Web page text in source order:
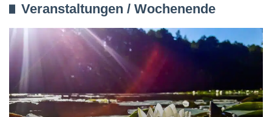
Veranstaltungen / Wochenende